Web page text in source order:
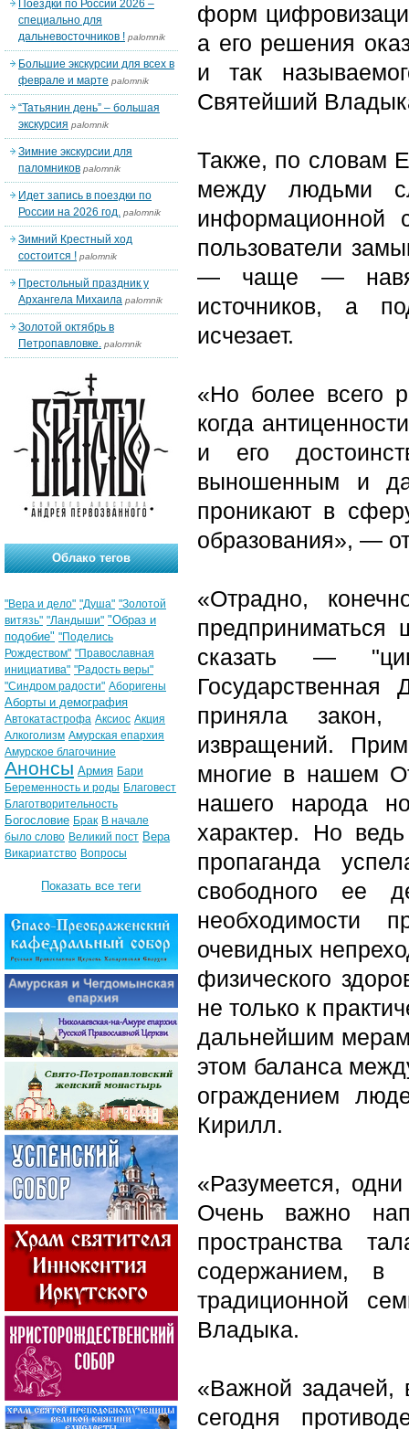
форм
а его решения
и так
Святейший
Также, по словам
между людьми
информационной
пользователи
— чаще —
источников, а
исчезает.
«Но более всего
когда
и его
выношенным и
проникают в
образования», —
«Отрадно,
сказать —
приняла закон,
извращений.
многие в нашем
нашего народа
характер. Но
пропаганда
свободного ее
необходимости
очевидных
физического
не только к
дальнейшим мерам
этом баланса
ограждением
Кирилл.
«Разумеется,
Очень важно
пространства
содержанием, в
традиционной
Владыка.
«Важной задачей,
сегодня
Поездки по России 2026 –
специально для
дальневосточников ! palomnik
Большие экскурсии для всех в
феврале и марте palomnik
“Татьянин день” – большая
экскурсия palomnik
Зимние экскурсии для
паломников palomnik
Идет запись в поездки по
России на 2026 год. palomnik
Зимний Крестный ход
состоится ! palomnik
Престольный праздник у
Архангела Михаила palomnik
Золотой октябрь в
Петропавловке. palomnik
Облако тегов
"Вера и дело" "Душа" "Золотой
витязь" "Ландыши" "Образ и
подобие" "Поделись
Рождеством" "Православная
инициатива" "Радость веры"
"Синдром радости" Аборигены
Аборты и демография
Автокатастрофа Аксиос Акция
Алкоголизм Амурская епархия
Амурское благочиние
Анонсы Армия Бари
Беременность и роды Благовест
Благотворительность
Богословие Брак В начале
было слово Великий пост Вера
Викариатство Вопросы
Показать все теги